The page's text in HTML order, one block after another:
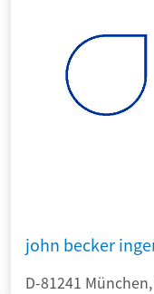
john becker
D-81241